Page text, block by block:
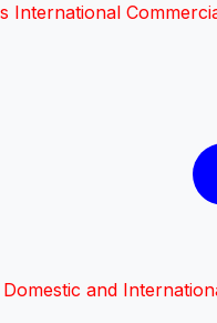
International
and